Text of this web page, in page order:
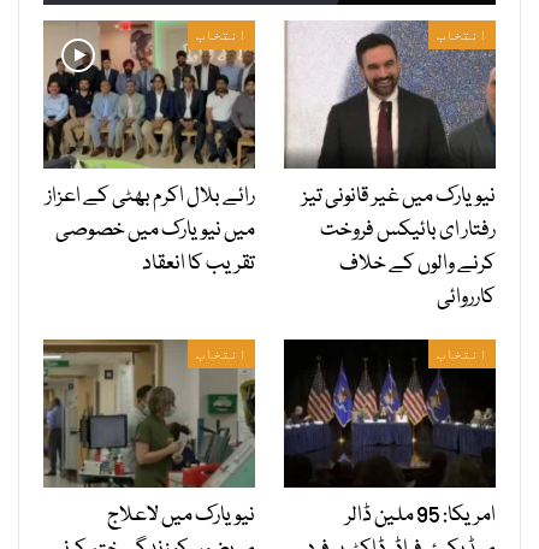
انتخاب
نیویارک میں غیر قانونی تیز
رفتار ای بائیکس فروخت
کرنے والوں کے خلاف
کارروائی
انتخاب
رائے بلال اکرم بھٹی کے اعزاز
میں نیویارک میں خصوصی
تقریب کا انعقاد
انتخاب
امریکا: 95 ملین ڈالر
انتخاب
نیویارک میں لاعلاج